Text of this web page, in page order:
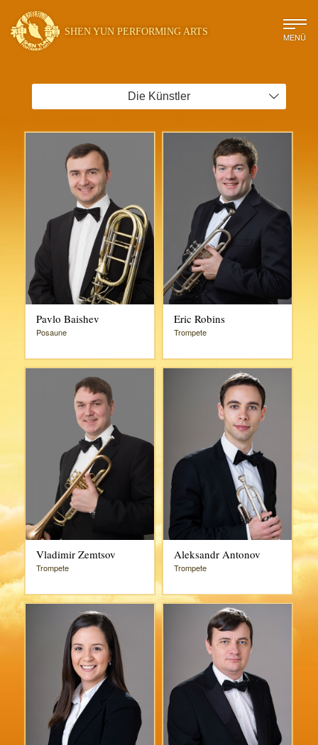
SHEN YUN PERFORMING ARTS MENÜ
Die Künstler
Pavlo Baishev
Posaune
Eric Robins
Trompete
Vladimir Zemtsov
Trompete
Aleksandr Antonov
Trompete